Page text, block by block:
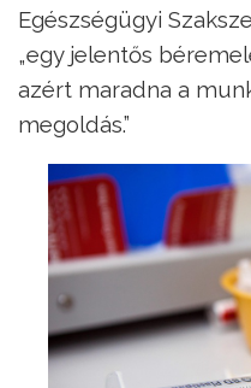
Egészségügyi
„egy jelentős
azért maradna a
megoldás.”